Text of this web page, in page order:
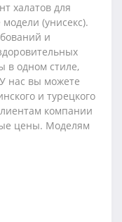
халатов для
(унисекс).
и
в одном стиле,
нас вы можете
и турецкого
компании
цены. Моделям